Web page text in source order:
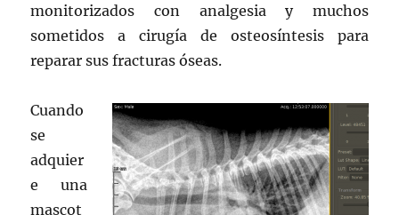
monitorizados con analgesia y muchos
sometidos a cirugía de osteosíntesis para
reparar sus fracturas óseas.
Cuando
se
adquier
e una
mascot